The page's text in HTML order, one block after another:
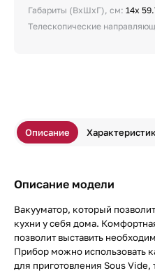
Габариты (ВхШхГ), см: 14х
Телескопические
Описание
Описание модели
Вакууматор, который
кухни у себя дома.
позволит выставить
Прибор можно использовать
для приготовления Sous